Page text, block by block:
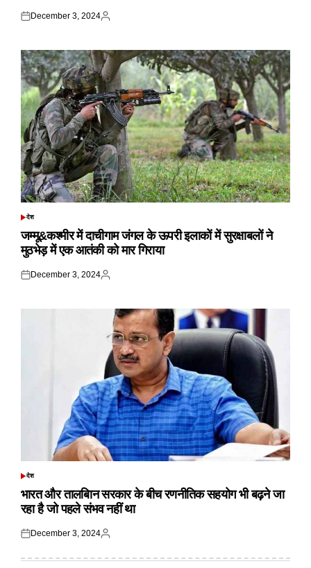
Posted
December 3, 2024
Posted
POSTED
देश
जम्मू&कश्मीर में दाचीगाम जंगल के ऊपरी इलाकों में सुरक्षाबलों ने
मुठभेड़ में एक आतंकी को मार गिराया
Posted
December 3, 2024
Posted
POSTED
देश
भारत और तालबिान सरकार के बीच रणनीतिक सहयोग भी बढ़ने जा
रहा है जो पहले संभव नहीं था
Posted
December 3, 2024
Posted